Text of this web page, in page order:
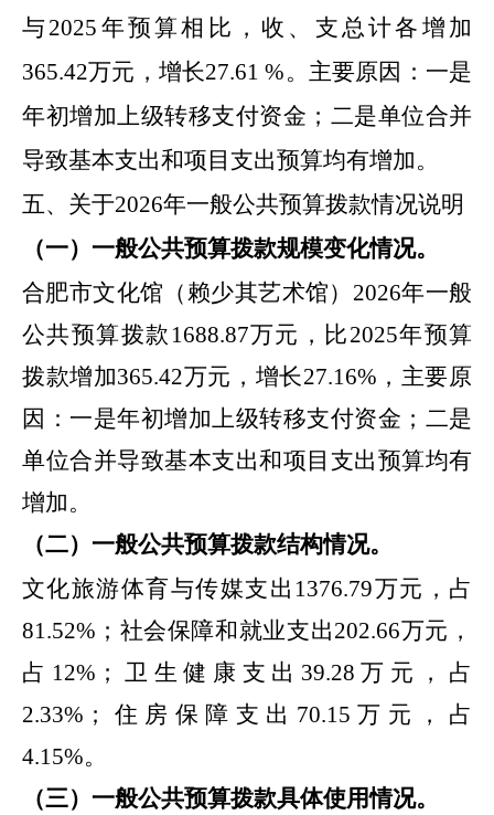
与2025 年预算相比，收、支总计各增加
365.42万元，增长27.61 %。主要原因：一是
年初增加上级转移支付资金 ；二是单位合并
导致基本支出和项目支出预算均有增加。
五、关于2026年一般公共预算拨款情况说明
（一）一般公共预算拨款规模变化情况。
合肥市文化馆（赖少其艺术馆） 2026年一般
公共预算拨款 1688.87万元 ，比2025年预算
拨款增加365.42万元，增长27.16% ，主要原
因： 一是年初增加上级转移支付资金 ；二是
单位合并导致基本支出和项目支出预算均有
增加。
（二）一般公共预算拨款结构情况。
文化旅游体育与传媒支出 1376.79万元，占
81.52% ；社会保障和就业支出202.66万元，
占 12% ；卫生健康支出 39.28 万元，占
2.33% ；住房保障支出 70.15 万元，占
4.15%。
（三）一般公共预算拨款具体使用情况。